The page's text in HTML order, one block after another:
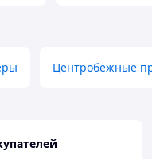
Центробежные